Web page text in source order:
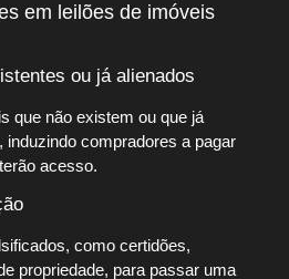
em leilões de imóveis
ou já alienados
que não existem ou que já
compradores a pagar
acesso.
como certidões,
propriedade, para passar uma